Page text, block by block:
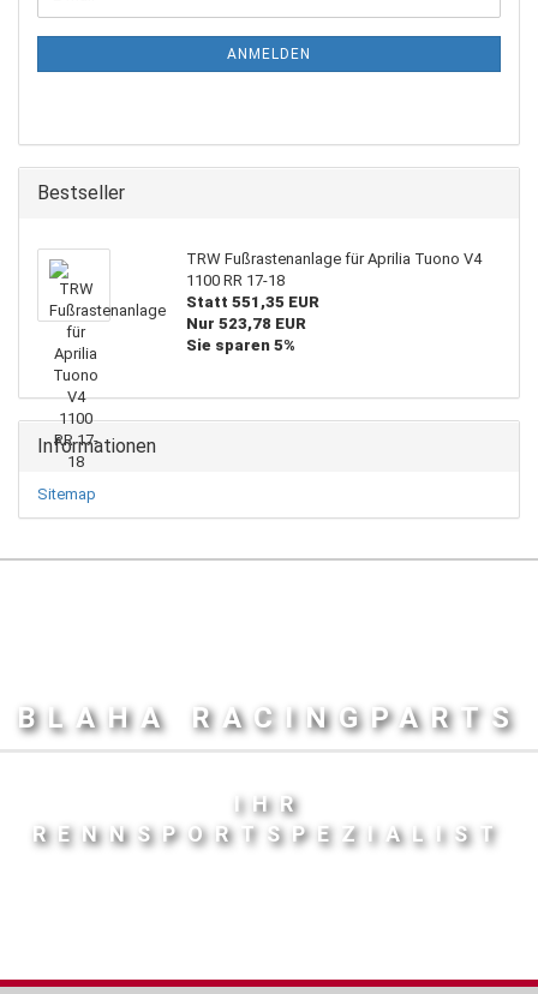
Mail
ANMELDEN
Bestseller
TRW Fußrastenanlage für Aprilia Tuono V4
1100 RR 17-18
Statt 551,35 EUR
Nur 523,78 EUR
Sie sparen 5%
Informationen
Sitemap
BLAHA RACINGPARTS
IHR
RENNSPORTSPEZIALIST